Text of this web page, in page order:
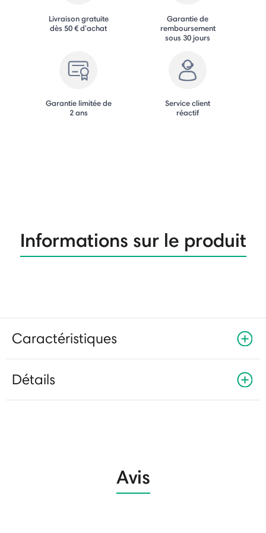
Livraison gratuite
dès 50 € d'achat
Garantie de
remboursement
sous 30 jours
Garantie limitée de
2 ans
Service client
réactif
Informations sur le produit
Caractéristiques
Détails
Avis